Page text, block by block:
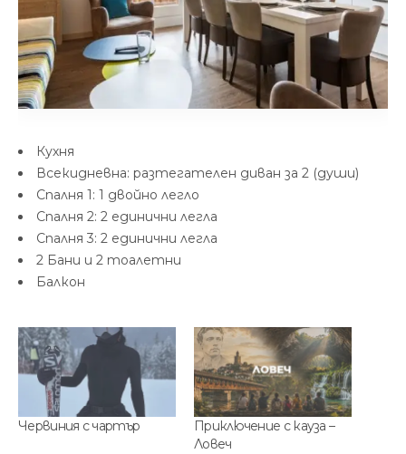
Кухня
Всекидневна: разтегателен диван за 2 (души)
Спалня 1: 1 двойно легло
Спалня 2: 2 единични легла
Спалня 3: 2 единични легла
2 Бани и 2 тоалетни
Балкон
Червиния с чартър
Приключение с кауза –
Ловеч